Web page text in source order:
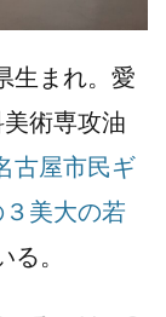
生まれ。愛
術専攻油
古屋市民ギ
美大の若
。